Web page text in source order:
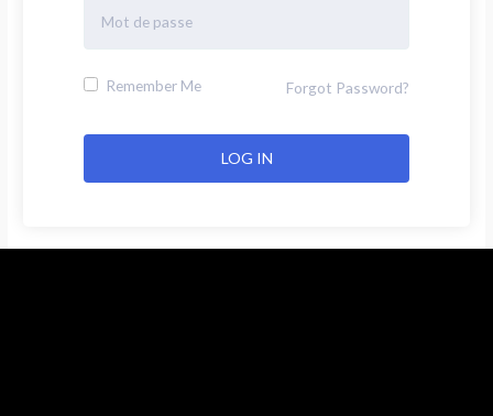
Remember Me Forgot Password?